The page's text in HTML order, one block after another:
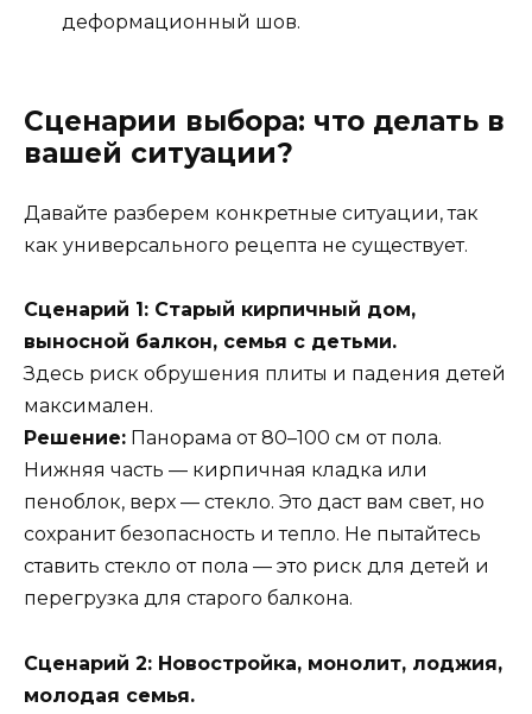
деформационный шов.
Сценарии выбора: что делать в
вашей ситуации?
Давайте разберем конкретные ситуации, так
как универсального рецепта не существует.
Сценарий 1: Старый кирпичный дом,
выносной балкон, семья с детьми.
Здесь риск обрушения плиты и падения детей
максимален.
Решение: Панорама от 80–100 см от пола.
Нижняя часть — кирпичная кладка или
пеноблок, верх — стекло. Это даст вам свет, но
сохранит безопасность и тепло. Не пытайтесь
ставить стекло от пола — это риск для детей и
перегрузка для старого балкона.
Сценарий 2: Новостройка, монолит, лоджия,
молодая семья.